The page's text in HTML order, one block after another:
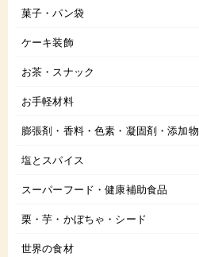
菓子・パン袋
ケーキ装飾
お茶・スナック
お手軽材料
膨張剤・香料・色素・凝固剤・添加物
塩とスパイス
スーパーフード・健康補助食品
栗・芋・かぼちゃ・シード
世界の食材